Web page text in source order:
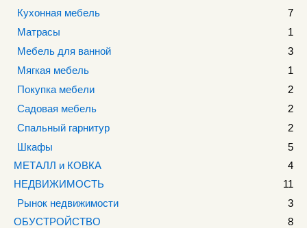
Кухонная мебель
7
Матрасы
1
Мебель для ванной
3
Мягкая мебель
1
Покупка мебели
2
Садовая мебель
2
Спальный гарнитур
2
Шкафы
5
МЕТАЛЛ и КОВКА
4
НЕДВИЖИМОСТЬ
11
Рынок недвижимости
3
ОБУСТРОЙСТВО
8